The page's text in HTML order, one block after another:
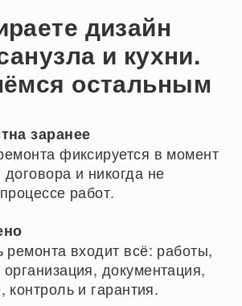
дизайн
и кухни.
остальным
заранее
фиксируется в момент
и никогда не
работ.
ремонта входит всё: работы,
документация,
контроль и гарантия.